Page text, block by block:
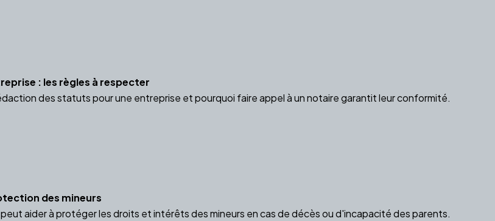
: les règles à respecter
des statuts pour une entreprise et pourquoi faire appel à un notaire garantit leur conformité.
des mineurs
aider à protéger les droits et intérêts des mineurs en cas de décès ou d'incapacité des parents.